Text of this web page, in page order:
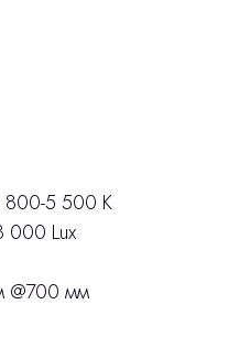
800-5 500 K
000 Lux
@700 мм